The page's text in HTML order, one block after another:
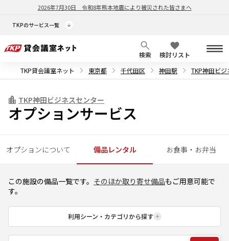
2026年7月30日 令和8年熊本地震により被災された皆さまへ
TKPのサービス一覧
検索
検討リスト
TKP貸会議室ネット
東京都 千代田区 神田駅 TKP神田ビ
TKP神田ビジネスセンター
オプションサービス
オプションについて 備品レンタル お食事・お弁当
この施設の備品一覧です。 そのほか取り寄せ備品もご用意可能で
す。
利用シーン・カテゴリから探す